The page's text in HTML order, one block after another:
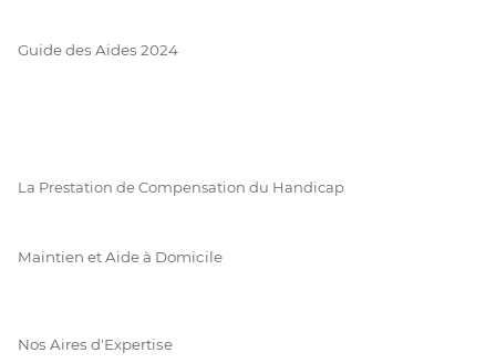
Guide des Aides 2024
La Prestation de Compensation du Handicap
Maintien et Aide à Domicile
Nos Aires d'Expertise